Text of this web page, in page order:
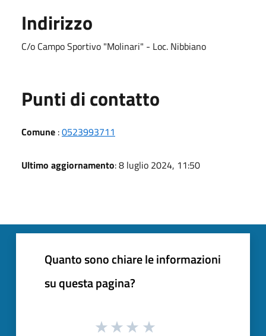
Indirizzo
C/o Campo Sportivo "Molinari" - Loc. Nibbiano
Punti di contatto
Comune :0523993711
Ultimo aggiornamento: 8 luglio 2024, 11:50
Quanto sono chiare le informazioni
su questa pagina?